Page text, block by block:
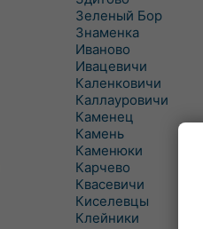
Зеленый Бор
Знаменка
Иваново
Ивацевичи
Каленковичи
Каллауровичи
Каменец
Камень
Каменюки
Карчево
Квасевичи
Киселевцы
Клейники